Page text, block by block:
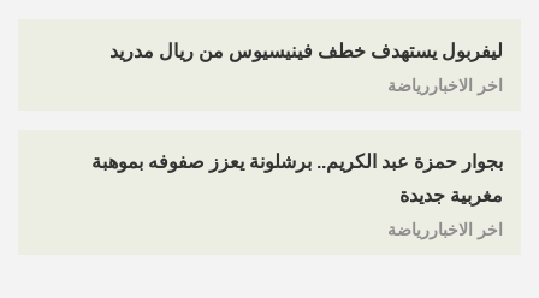
ليفربول يستهدف خطف فينيسيوس من ريال مدريد
اخر الاخباررياضة
بجوار حمزة عبد الكريم.. برشلونة يعزز صفوفه بموهبة
مغربية جديدة
اخر الاخباررياضة